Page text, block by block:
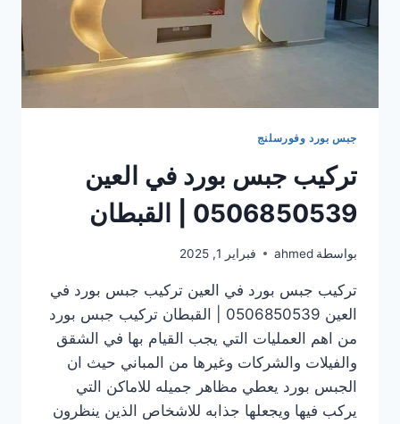
جبس بورد وفورسلنج
تركيب جبس بورد في العين
0506850539 | القبطان
بواسطة ahmed فبراير 1, 2025
تركيب جبس بورد في العين تركيب جبس بورد في
العين 0506850539 | القبطان تركيب جبس بورد
من اهم العمليات التي يجب القيام بها في الشقق
والفيلات والشركات وغيرها من المباني حيث ان
الجبس بورد يعطي مظاهر جميله للاماكن التي
يركب فيها ويجعلها جذابه للاشخاص الذين ينظرون